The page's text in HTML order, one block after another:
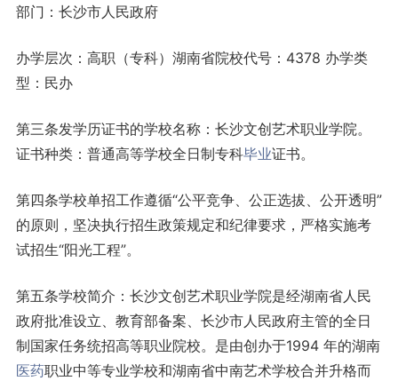
部门：长沙市人民政府
办学层次：高职（专科）湖南省院校代号：4378 办学类
型：民办
第三条发学历证书的学校名称：长沙文创艺术职业学院。
证书种类：普通高等学校全日制专科毕业证书。
第四条学校单招工作遵循“公平竞争、公正选拔、公开透明”
的原则，坚决执行招生政策规定和纪律要求，严格实施考
试招生“阳光工程”。
第五条学校简介：长沙文创艺术职业学院是经湖南省人民
政府批准设立、教育部备案、长沙市人民政府主管的全日
制国家任务统招高等职业院校。是由创办于1994 年的湖南
医药职业中等专业学校和湖南省中南艺术学校合并升格而